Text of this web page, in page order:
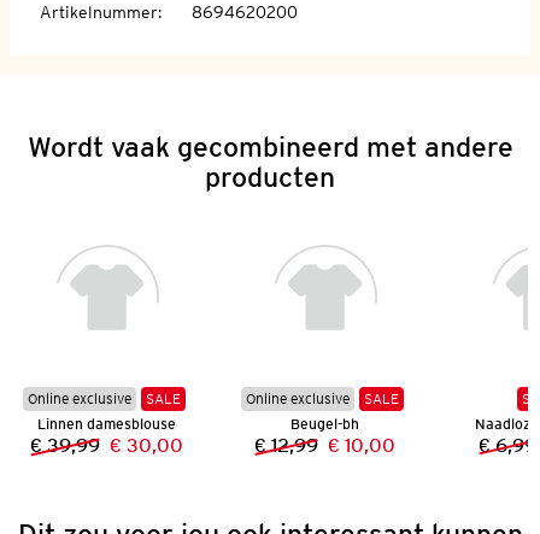
Artikelnummer: 8694620200
Wordt vaak gecombineerd met andere
producten
Online exclusive
SALE
Linnen damesblouse
Vorige prijs:
€ 39,99 Nieuwe prijs:
€ 30,00
Online exclusive
SALE
Beugel-bh
Vorige prijs:
€ 12,99 Nieuwe prijs:
€ 10,00 € 6,99